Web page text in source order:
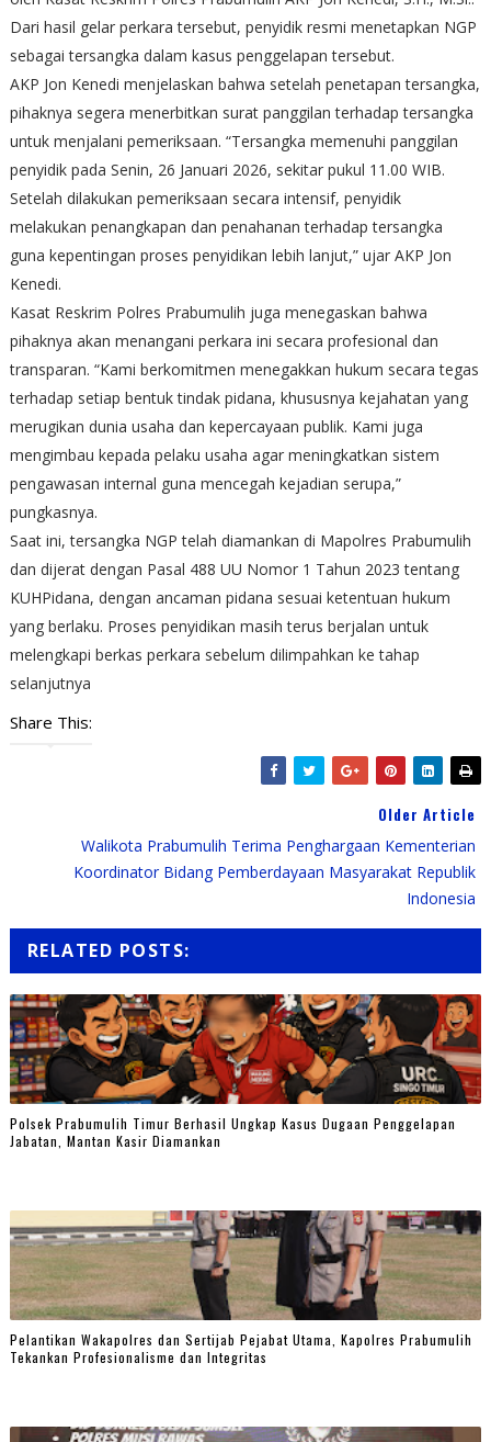
Dari hasil gelar perkara tersebut, penyidik resmi menetapkan NGP
sebagai tersangka dalam kasus penggelapan tersebut.
AKP Jon Kenedi menjelaskan bahwa setelah penetapan tersangka,
pihaknya segera menerbitkan surat panggilan terhadap tersangka
untuk menjalani pemeriksaan. “Tersangka memenuhi panggilan
penyidik pada Senin, 26 Januari 2026, sekitar pukul 11.00 WIB.
Setelah dilakukan pemeriksaan secara intensif, penyidik
melakukan penangkapan dan penahanan terhadap tersangka
guna kepentingan proses penyidikan lebih lanjut,” ujar AKP Jon
Kenedi.
Kasat Reskrim Polres Prabumulih juga menegaskan bahwa
pihaknya akan menangani perkara ini secara profesional dan
transparan. “Kami berkomitmen menegakkan hukum secara tegas
terhadap setiap bentuk tindak pidana, khususnya kejahatan yang
merugikan dunia usaha dan kepercayaan publik. Kami juga
mengimbau kepada pelaku usaha agar meningkatkan sistem
pengawasan internal guna mencegah kejadian serupa,”
pungkasnya.
Saat ini, tersangka NGP telah diamankan di Mapolres Prabumulih
dan dijerat dengan Pasal 488 UU Nomor 1 Tahun 2023 tentang
KUHPidana, dengan ancaman pidana sesuai ketentuan hukum
yang berlaku. Proses penyidikan masih terus berjalan untuk
melengkapi berkas perkara sebelum dilimpahkan ke tahap
selanjutnya
Share This:
Older Article
Walikota Prabumulih Terima Penghargaan Kementerian
Koordinator Bidang Pemberdayaan Masyarakat Republik
Indonesia
RELATED POSTS:
Polsek Prabumulih Timur Berhasil Ungkap Kasus Dugaan Penggelapan
Jabatan, Mantan Kasir Diamankan
Pelantikan Wakapolres dan Sertijab Pejabat Utama, Kapolres Prabumulih
Tekankan Profesionalisme dan Integritas